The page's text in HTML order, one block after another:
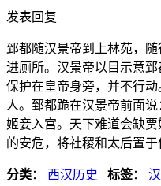
发表回复
郅都随汉景帝到上林苑，
进厕所。汉景帝以目示意
保护在皇帝身旁，并不行
人。郅都跪在汉景帝前面
姬妾入宫。天下难道会缺
的安危，将社稷和太后置
分类： 西汉历史 标签：